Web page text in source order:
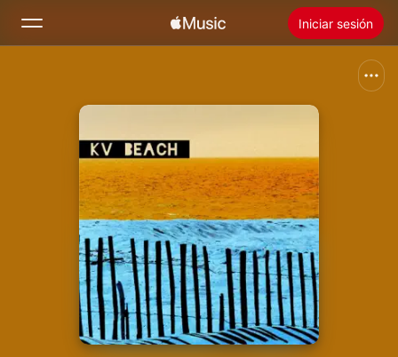
Iniciar sesión
Novedades
Radio
Instalar Apple Music